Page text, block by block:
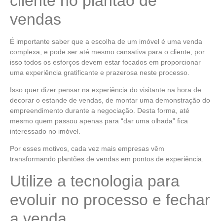
vendas
É importante saber que a escolha de um imóvel é uma venda
complexa, e pode ser até mesmo cansativa para o cliente, por
isso todos os esforços devem estar focados em proporcionar
uma experiência gratificante e prazerosa neste processo.
Isso quer dizer pensar na experiência do visitante na hora de
decorar o estande de vendas, de montar uma demonstração do
empreendimento durante a negociação. Desta forma, até
mesmo quem passou apenas para “dar uma olhada” fica
interessado no imóvel.
Por esses motivos, cada vez mais empresas vêm
transformando plantões de vendas em pontos de experiência.
Utilize a tecnologia para
evoluir no processo e fechar